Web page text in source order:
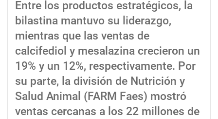
Entre los productos estratégicos, la
bilastina mantuvo su liderazgo,
mientras que las ventas de
calcifediol y mesalazina crecieron un
19% y un 12%, respectivamente. Por
su parte, la división de Nutrición y
Salud Animal (FARM Faes) mostró
ventas cercanas a los 22 millones de